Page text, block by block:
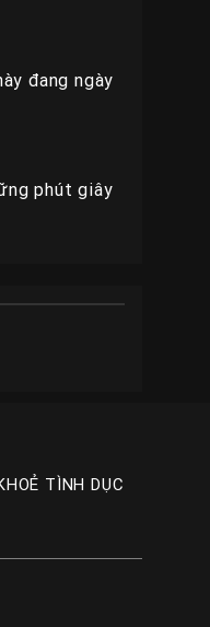
đang ngày
phút giây
TÌNH DỤC